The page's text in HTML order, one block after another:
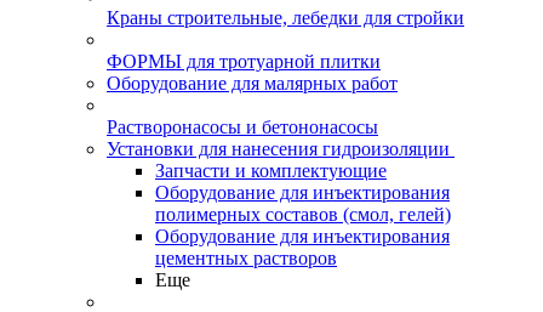
Краны строительные, лебедки для стройки
ФОРМЫ для тротуарной плитки
Оборудование для малярных работ
Растворонасосы и бетононасосы
Установки для нанесения гидроизоляции
Запчасти и комплектующие
Оборудование для инъектирования
полимерных составов (смол, гелей)
Оборудование для инъектирования
цементных растворов
Еще